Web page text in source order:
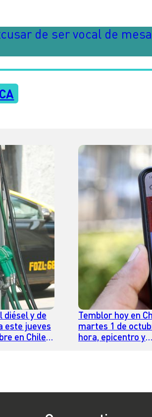
de ser vocal de mesa
diésel y de
este jueves
en Chile:
Temblor hoy en
martes 1 de
hora, epicentro y